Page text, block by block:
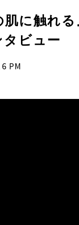
肌に触れ
ビュー
PM